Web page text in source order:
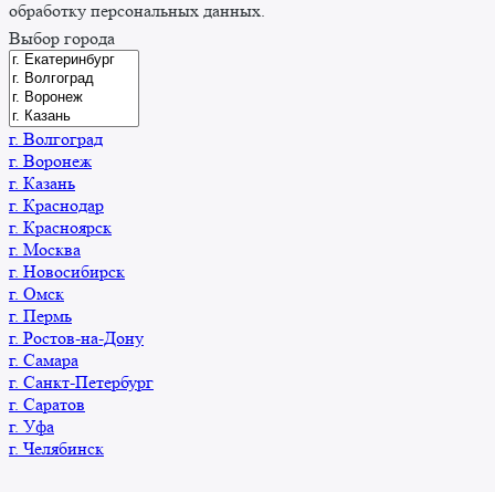
обработку персональных данных.
Выбор города
г. Волгоград
г. Воронеж
г. Казань
г. Краснодар
г. Красноярск
г. Москва
г. Новосибирск
г. Омск
г. Пермь
г. Ростов-на-Дону
г. Самара
г. Санкт-Петербург
г. Саратов
г. Уфа
г. Челябинск